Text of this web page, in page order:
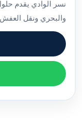
نسر الوادي يقدم
والبحري ونقل